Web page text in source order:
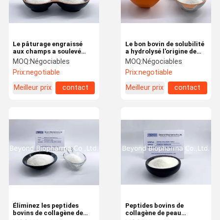
Le bon bovin de solubilité
a hydrolysé l'origine de
bovin d'alimentation
d'herbe de poudre de
protéine de collagène
MOQ:Négociables
Prix:negotiable
Meilleur prix
contact
Le pâturage engraissé
aux champs a soulevé
l'origine bovine de
peaux/peaux de peau de
peptides bovins de
MOQ:Négociables
Prix:negotiable
Meilleur prix
contact
Peptides bovins de
collagène de peau
Éliminez les peptides
bovins de collagène de